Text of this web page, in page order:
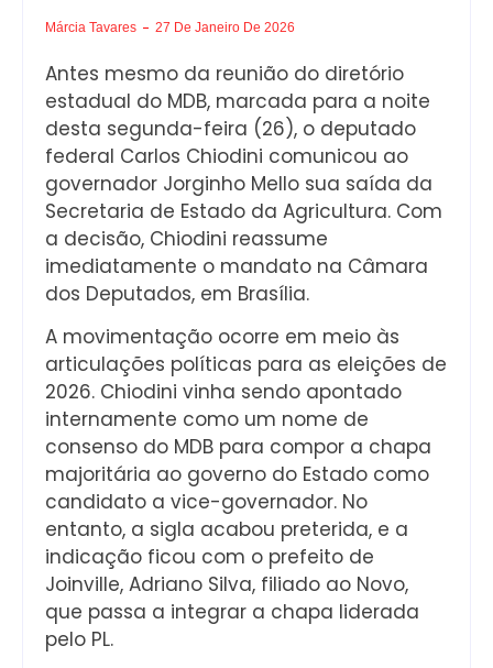
Márcia Tavares 27 De Janeiro De 2026
Antes mesmo da reunião do diretório
estadual do MDB, marcada para a noite
desta segunda-feira (26), o deputado
federal Carlos Chiodini comunicou ao
governador Jorginho Mello sua saída da
Secretaria de Estado da Agricultura. Com
a decisão, Chiodini reassume
imediatamente o mandato na Câmara
dos Deputados, em Brasília.
A movimentação ocorre em meio às
articulações políticas para as eleições de
2026. Chiodini vinha sendo apontado
internamente como um nome de
consenso do MDB para compor a chapa
majoritária ao governo do Estado como
candidato a vice-governador. No
entanto, a sigla acabou preterida, e a
indicação ficou com o prefeito de
Joinville, Adriano Silva, filiado ao Novo,
que passa a integrar a chapa liderada
pelo PL.